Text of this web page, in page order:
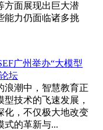
方面展现出巨大潜
能力仍面临诸多挑
广州举办“大模型
坛
浪潮中，智慧教育正
技术的飞速发展，
化，不仅极大地改变
式的革新与...